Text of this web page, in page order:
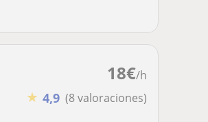
18€/h
★ 4,9 (8 valoraciones)